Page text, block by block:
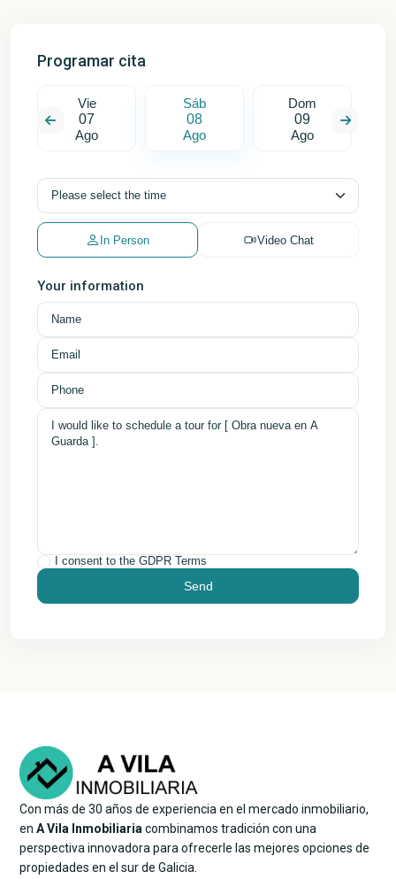
Programar cita
Vie
07
Ago
Sáb
08
Ago
Dom
09
Ago
In Person Video Chat
Your information
I consent to the GDPR Terms
Con más de 30 años de experiencia en el mercado inmobiliario,
enA Vila Inmobiliaria combinamos tradición con una
perspectiva innovadora para ofrecerle las mejores opciones de
propiedades en el sur de Galicia.